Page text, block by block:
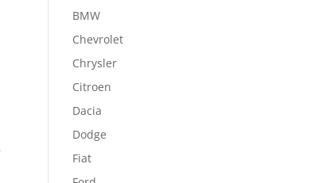
BMW
Chevrolet
Chrysler
Citroen
Dacia
Dodge
Fiat